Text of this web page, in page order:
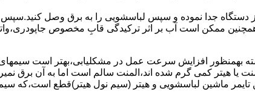
دستگاه ﺟﺪا ﻧﻤﻮده و ﺳﭙﺲ لباسشویی را ﺑﻪ ﺑﺮق وصل
ﻣﻤﮑﻦ اﺳﺖ آب بر اثر ﺗﺮﮐﯿﺪﮔﯽ قابِ ﻣﺨﺼﻮص
اﻟﻤﻨﺖ یا هیتر کمی ﮔﺮم ﺷﺪه اند،اﻟﻤﻨﺖ ﺳﺎﻟﻢ است اما ﺑﻪ آن
ﺗﺎﯾﻤﺮ ماشین لباسشویی و ﻫﯿﺘﺮ (سیم ﻧﻮل ﻫﯿﺘﺮ)ﻗﻄﻊ اﺳﺖ،ﮐﻪ